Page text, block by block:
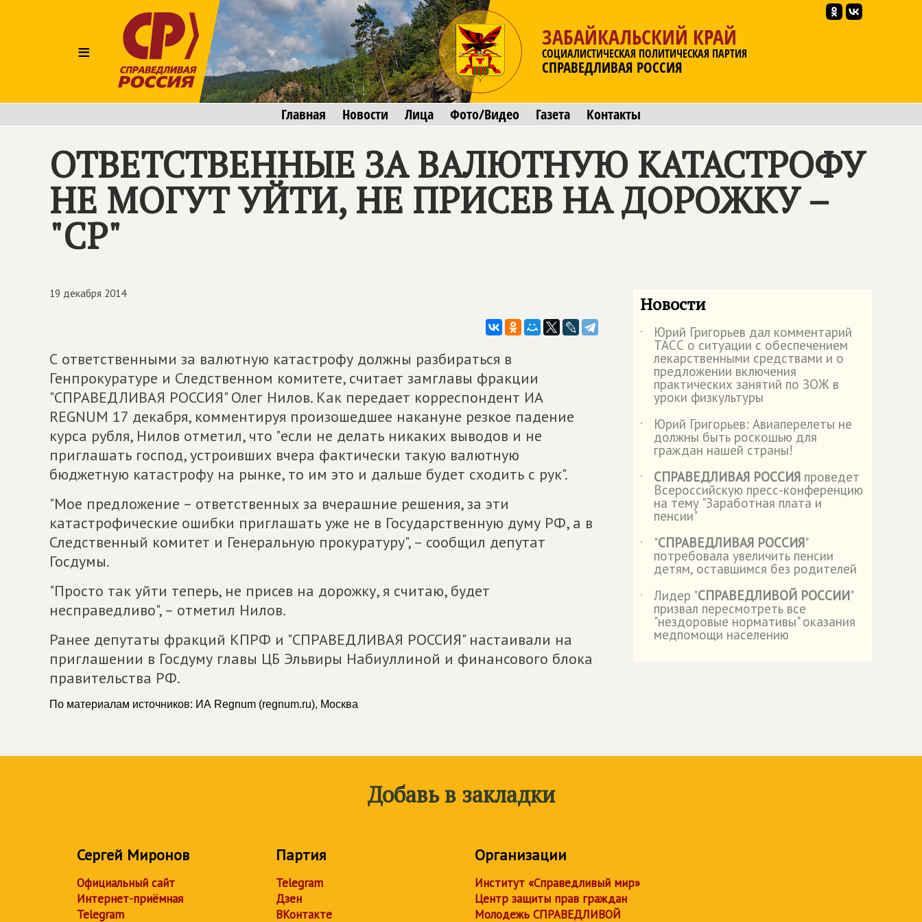
≡
ЗАБАЙКАЛЬСКИЙ КРАЙ
СОЦИАЛИСТИЧЕСКАЯ ПОЛИТИЧЕСКАЯ ПАРТИЯ
СПРАВЕДЛИВАЯ РОССИЯ
Главная Новости Лица Фото/Видео Газета Контакты
ОТВЕТСТВЕННЫЕ ЗА ВАЛЮТНУЮ КАТАСТРОФУ
НЕ МОГУТ УЙТИ, НЕ ПРИСЕВ НА ДОРОЖКУ –
"СР"
19 декабря 2014
С ответственными за валютную катастрофу должны разбираться в
Генпрокуратуре и Следственном комитете, считает замглавы фракции
"СПРАВЕДЛИВАЯ РОССИЯ" Олег Нилов. Как передает корреспондент ИА
REGNUM 17 декабря, комментируя произошедшее накануне резкое падение
курса рубля, Нилов отметил, что "если не делать никаких выводов и не
приглашать господ, устроивших вчера фактически такую валютную
бюджетную катастрофу на рынке, то им это и дальше будет сходить с рук".
"Мое предложение – ответственных за вчерашние решения, за эти
катастрофические ошибки приглашать уже не в Государственную думу РФ, а в
Следственный комитет и Генеральную прокуратуру", – сообщил депутат
Госдумы.
"Просто так уйти теперь, не присев на дорожку, я считаю, будет
несправедливо", – отметил Нилов.
Ранее депутаты фракций КПРФ и "СПРАВЕДЛИВАЯ РОССИЯ" настаивали на
приглашении в Госдуму главы ЦБ Эльвиры Набиуллиной и финансового блока
правительства РФ.
По материалам источников: ИА Regnum (regnum.ru), Москва
Новости
˙ Юрий Григорьев дал комментарий
ТАСС о ситуации с обеспечением
лекарственными средствами и о
предложении включения
практических занятий по ЗОЖ в
уроки физкультуры
˙
Юрий Григорьев: Авиаперелеты не
должны быть роскошью для
граждан нашей страны!
˙
СПРАВЕДЛИВАЯ РОССИЯ проведет
Всероссийскую пресс-конференцию
на тему "Заработная плата и
пенсии"
˙
"СПРАВЕДЛИВАЯ РОССИЯ"
потребовала увеличить пенсии
детям, оставшимся без родителей
˙
Лидер "СПРАВЕДЛИВОЙ РОССИИ"
призвал пересмотреть все
"нездоровые нормативы" оказания
медпомощи населению
Добавь в закладки
Сергей Миронов
Официальный сайт
Интернет-приёмная
Telegram
Партия
Telegram
Дзен
ВКонтакте
Организации
Институт «Справедливый мир»
Центр защиты прав граждан
Молодежь СПРАВЕДЛИВОЙ